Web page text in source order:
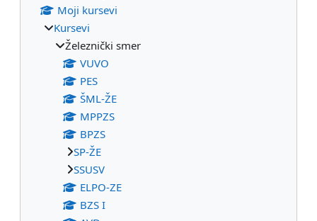
Moji kursevi
Kursevi
Železnički smer
VUVO
PES
ŠML-ŽE
MPPZS
BPZS
SP-ŽE
SSUSV
ELPO-ZE
BZS I